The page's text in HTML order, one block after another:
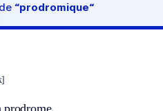
“prodromique“